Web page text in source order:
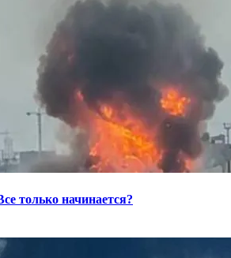
только начинается?